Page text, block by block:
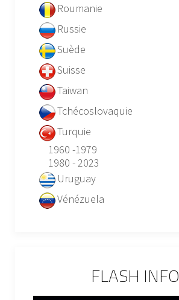
Roumanie
Russie
Suède
Suisse
Taiwan
Tchécoslovaquie
Turquie
1960 -1979
1980 - 2023
Uruguay
Vénézuela
FLASH INFO